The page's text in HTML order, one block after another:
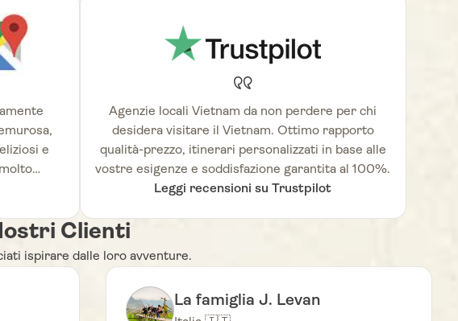
e
Agenzie locali Vietnam da non perdere per chi
desidera visitare il Vietnam. Ottimo rapporto
qualità-prezzo, itinerari personalizzati in base alle
vostre esigenze e soddisfazione garantita al 100%.
Leggi recensioni su Trustpilot
Clienti
ispirare dalle loro avventure.
La famiglia J. Levan